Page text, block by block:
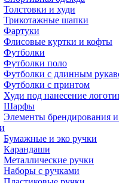
Толстовки и худи
Трикотажные шапки
Фартуки
Флисовые куртки и кофты
Футболки
Футболки поло
Футболки с длинным
Футболки с принтом
Худи под нанесение
Шарфы
Элементы брендирования
Бумажные и эко ручки
Карандаши
Металлические ручки
Наборы с ручками